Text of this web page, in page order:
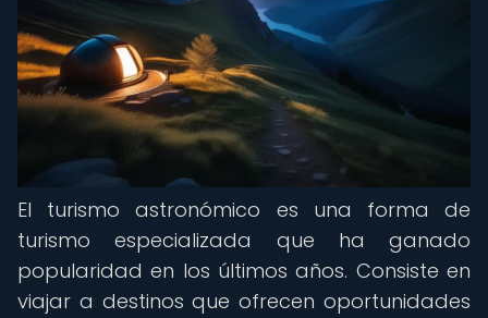
El turismo astronómico es una forma de
turismo especializada que ha ganado
popularidad en los últimos años. Consiste en
viajar a destinos que ofrecen oportunidades